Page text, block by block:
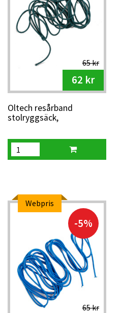
65 kr
62 kr
Oltech resårband
stolryggsäck,
Webpris
-5%
65 kr